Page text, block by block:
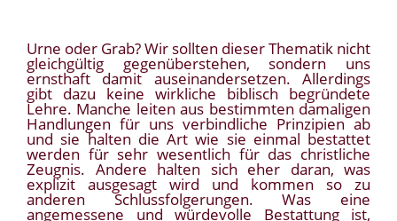
Urne oder Grab? Wir sollten dieser Thematik nicht
gleichgültig gegenüberstehen, sondern uns
ernsthaft damit auseinandersetzen. Allerdings
gibt dazu keine wirkliche biblisch begründete
Lehre. Manche leiten aus bestimmten damaligen
Handlungen für uns verbindliche Prinzipien ab
und sie halten die Art wie sie einmal bestattet
werden für sehr wesentlich für das christliche
Zeugnis. Andere halten sich eher daran, was
explizit ausgesagt wird und kommen so zu
anderen Schlussfolgerungen. Was eine
angemessene und würdevolle Bestattung ist,